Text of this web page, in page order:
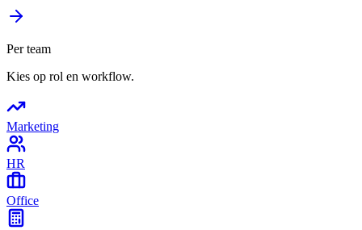
Per team
Kies op rol en workflow.
Marketing
HR
Office